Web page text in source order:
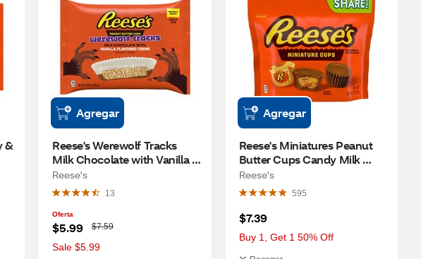
&
Agregar
Reese's Werewolf Tracks
Milk Chocolate with Vanilla
Flavored Creme Snack Size
Peanut Butter Cups
Reese's
13
Oferta
$5.99
W
a
s
$7.59
Sale $5.99
Agregar
Reese's Miniatures Peanut
Butter Cups Candy Milk
Chocolate, 9.6 OZ
Reese's
595
$7.39
Buy 1, Get 1 50% Off